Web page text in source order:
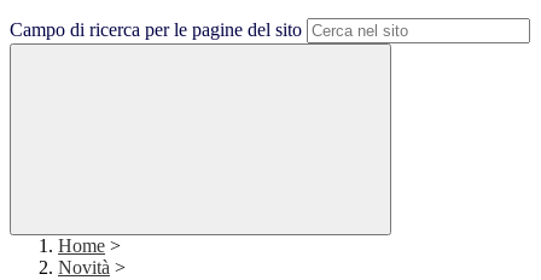
Campo di ricerca per le pagine del sito
Home >
Novità >